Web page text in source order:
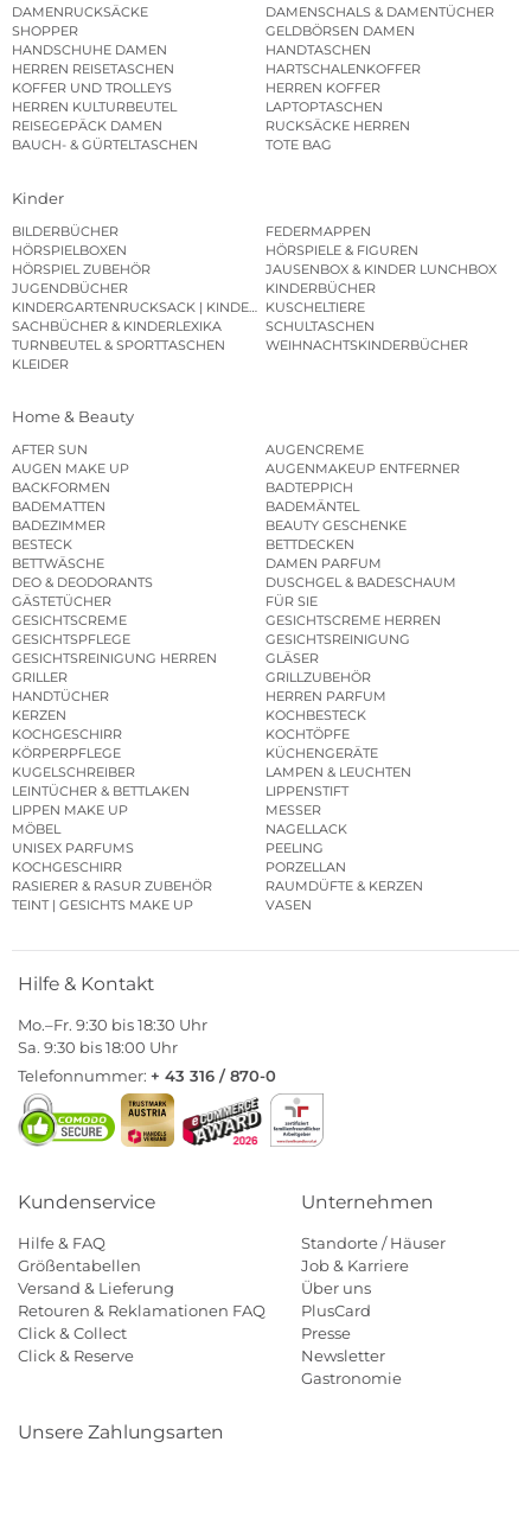
DAMENRUCKSÄCKE
DAMENSCHALS & DAMENTÜCHER
SHOPPER
GELDBÖRSEN DAMEN
HANDSCHUHE DAMEN
HANDTASCHEN
HERREN REISETASCHEN
HARTSCHALENKOFFER
KOFFER UND TROLLEYS
HERREN KOFFER
HERREN KULTURBEUTEL
LAPTOPTASCHEN
REISEGEPÄCK DAMEN
RUCKSÄCKE HERREN
BAUCH- & GÜRTELTASCHEN
TOTE BAG
Kinder
BILDERBÜCHER
FEDERMAPPEN
HÖRSPIELBOXEN
HÖRSPIELE & FIGUREN
HÖRSPIEL ZUBEHÖR
JAUSENBOX & KINDER LUNCHBOX
JUGENDBÜCHER
KINDERBÜCHER
KINDERGARTENRUCKSACK | KINDERGARTENBEUTEL
KUSCHELTIERE
SACHBÜCHER & KINDERLEXIKA
SCHULTASCHEN
TURNBEUTEL & SPORTTASCHEN
WEIHNACHTSKINDERBÜCHER
KLEIDER
Home & Beauty
AFTER SUN
AUGENCREME
AUGEN MAKE UP
AUGENMAKEUP ENTFERNER
BACKFORMEN
BADTEPPICH
BADEMATTEN
BADEMÄNTEL
BADEZIMMER
BEAUTY GESCHENKE
BESTECK
BETTDECKEN
BETTWÄSCHE
DAMEN PARFUM
DEO & DEODORANTS
DUSCHGEL & BADESCHAUM
GÄSTETÜCHER
FÜR SIE
GESICHTSCREME
GESICHTSCREME HERREN
GESICHTSPFLEGE
GESICHTSREINIGUNG
GESICHTSREINIGUNG HERREN
GLÄSER
GRILLER
GRILLZUBEHÖR
HANDTÜCHER
HERREN PARFUM
KERZEN
KOCHBESTECK
KOCHGESCHIRR
KOCHTÖPFE
KÖRPERPFLEGE
KÜCHENGERÄTE
KUGELSCHREIBER
LAMPEN & LEUCHTEN
LEINTÜCHER & BETTLAKEN
LIPPENSTIFT
LIPPEN MAKE UP
MESSER
MÖBEL
NAGELLACK
UNISEX PARFUMS
PEELING
KOCHGESCHIRR
PORZELLAN
RASIERER & RASUR ZUBEHÖR
RAUMDÜFTE & KERZEN
TEINT | GESICHTS MAKE UP
VASEN
Hilfe & Kontakt
Mo.–Fr. 9:30 bis 18:30 Uhr
Sa. 9:30 bis 18:00 Uhr
Telefonnummer: + 43 316 / 870-0
Kundenservice
Hilfe & FAQ
Größentabellen
Versand & Lieferung
Retouren & Reklamationen FAQ
Click & Collect
Click & Reserve
Unternehmen
Standorte / Häuser
Job & Karriere
Über uns
PlusCard
Presse
Newsletter
Gastronomie
Unsere Zahlungsarten